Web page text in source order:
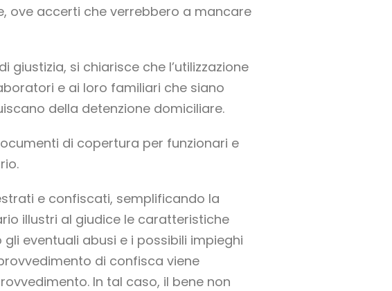
ove accerti che verrebbero a mancare
si chiarisce che l’utilizzazione
e ai loro familiari che siano
della detenzione domiciliare.
di copertura per funzionari e
e confiscati, semplificando la
illustri al giudice le caratteristiche
eventuali abusi e i possibili impieghi
di confisca viene
In tal caso, il bene non